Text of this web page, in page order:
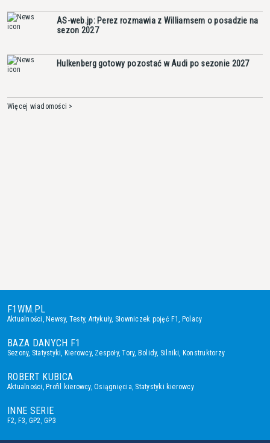
AS-web.jp: Perez rozmawia z Williamsem o posadzie na
sezon 2027
Hulkenberg gotowy pozostać w Audi po sezonie 2027
Więcej wiadomości >
F1WM.PL
Aktualności, Newsy, Testy, Artykuły, Słowniczek pojęć F1, Polacy
BAZA DANYCH F1
Sezony, Statystyki, Kierowcy, Zespoły,Tory, Bolidy, Silniki, Konstruktorzy
ROBERT KUBICA
Aktualności, Profil kierowcy,Osiągnięcia, Statystyki kierowcy
INNE SERIE
F2, F3, GP2,GP3